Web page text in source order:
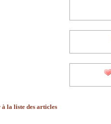
la liste des articles